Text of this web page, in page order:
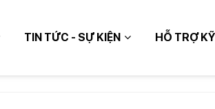
TIN TỨC - SỰ KIỆN HỖ TRỢ